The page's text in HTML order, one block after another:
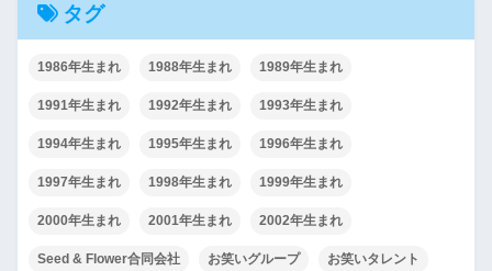
タグ
1986年生まれ 1988年生まれ 1989年生まれ
1991年生まれ 1992年生まれ 1993年生まれ
1994年生まれ 1995年生まれ 1996年生まれ
1997年生まれ 1998年生まれ 1999年生まれ
2000年生まれ 2001年生まれ 2002年生まれ
Seed & Flower合同会社 お笑いグループ お笑いタレント